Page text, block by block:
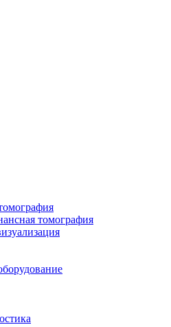
томография